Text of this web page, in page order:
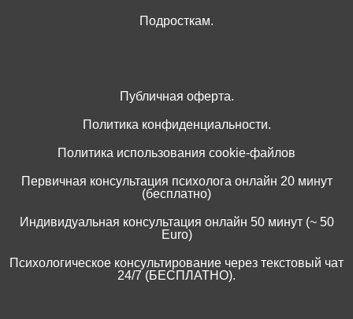
Подросткам.
Публичная оферта.
Политика конфиденциальности.
Политика использования cookie-файлов
Первичная консультация психолога онлайн 20 минут
(бесплатно)
Индивидуальная консультация онлайн 50 минут (~ 50
Euro)
Психологическое консультирование через текстовый чат
24/7 (БЕСПЛАТНО).